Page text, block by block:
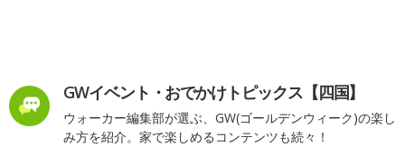
GWイベント・おでかけトピックス【四国】
ウォーカー編集部が選ぶ、GW(ゴールデンウィーク)の楽し
み方を紹介。家で楽しめるコンテンツも続々！